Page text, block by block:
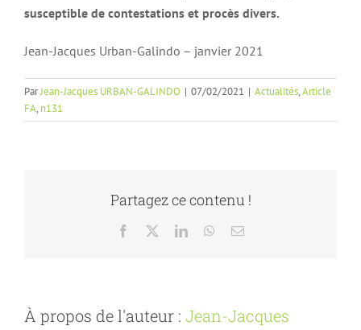
susceptible de contestations et procès divers.
Jean-Jacques Urban-Galindo – janvier 2021
ParJean-Jacques URBAN-GALINDO | 07/02/2021 | Actualités,Article
FA, n131
Partagez ce contenu !
Facebook LinkedInWhatsApp
Email
À propos de l'auteur : Jean-Jacques